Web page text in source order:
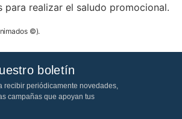
para realizar el saludo promocional.
©).
boletín
recibir periódicamente novedades,
campañas que apoyan tus